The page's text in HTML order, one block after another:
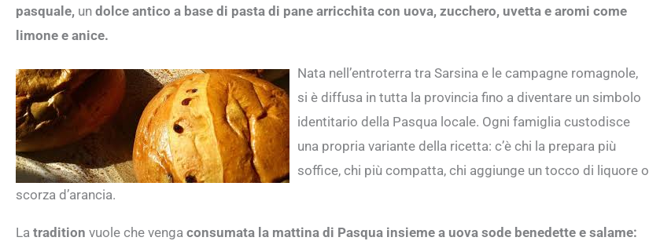
pasquale, un dolce antico a base di pasta di pane arricchita con uova, zucchero, uvetta e aromi come
limone e anice.
Nata nell’entroterra tra Sarsina e le campagne romagnole,
si è diffusa in tutta la provincia fino a diventare un simbolo
identitario della Pasqua locale. Ogni famiglia custodisce
una propria variante della ricetta: c’è chi la prepara più
soffice, chi più compatta, chi aggiunge un tocco di liquore o
scorza d’arancia.
La tradition vuole che venga consumata la mattina di Pasqua insieme a uova sode benedette e salame: